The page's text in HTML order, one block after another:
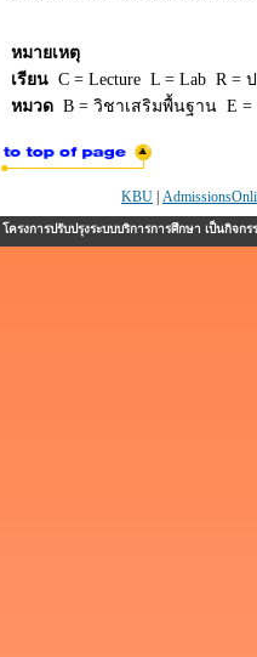
หมายเหตุ
เรียน C = Lecture L = Lab R =
หมวด B = วิชาเสริมพื้นฐาน E
KBU
โครงการปรับปรุงระบบบริการการศึกษา เป็นกิ